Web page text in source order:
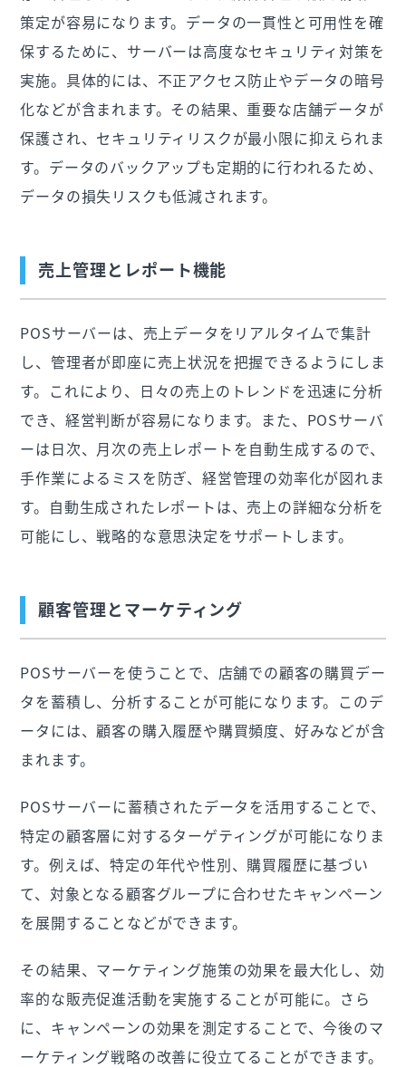
策定が容易になります。データの一貫性と可用性を確
保するために、サーバーは高度なセキュリティ対策を
実施。具体的には、不正アクセス防止やデータの暗号
化などが含まれます。その結果、重要な店舗データが
保護され、セキュリティリスクが最小限に抑えられま
す。データのバックアップも定期的に行われるため、
データの損失リスクも低減されます。
売上管理とレポート機能
POSサーバーは、売上データをリアルタイムで集計
し、管理者が即座に売上状況を把握できるようにしま
す。これにより、日々の売上のトレンドを迅速に分析
でき、経営判断が容易になります。また、POSサーバ
ーは日次、月次の売上レポートを自動生成するので、
手作業によるミスを防ぎ、経営管理の効率化が図れま
す。自動生成されたレポートは、売上の詳細な分析を
可能にし、戦略的な意思決定をサポートします。
顧客管理とマーケティング
POSサーバーを使うことで、店舗での顧客の購買デー
タを蓄積し、分析することが可能になります。このデ
ータには、顧客の購入履歴や購買頻度、好みなどが含
まれます。
POSサーバーに蓄積されたデータを活用することで、
特定の顧客層に対するターゲティングが可能になりま
す。例えば、特定の年代や性別、購買履歴に基づい
て、対象となる顧客グループに合わせたキャンペーン
を展開することなどができます。
その結果、マーケティング施策の効果を最大化し、効
率的な販売促進活動を実施することが可能に。さら
に、キャンペーンの効果を測定することで、今後のマ
ーケティング戦略の改善に役立てることができます。